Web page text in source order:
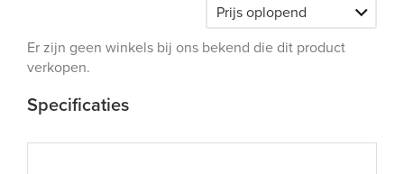
Er zijn geen winkels bij ons bekend die dit product
verkopen.
Specificaties